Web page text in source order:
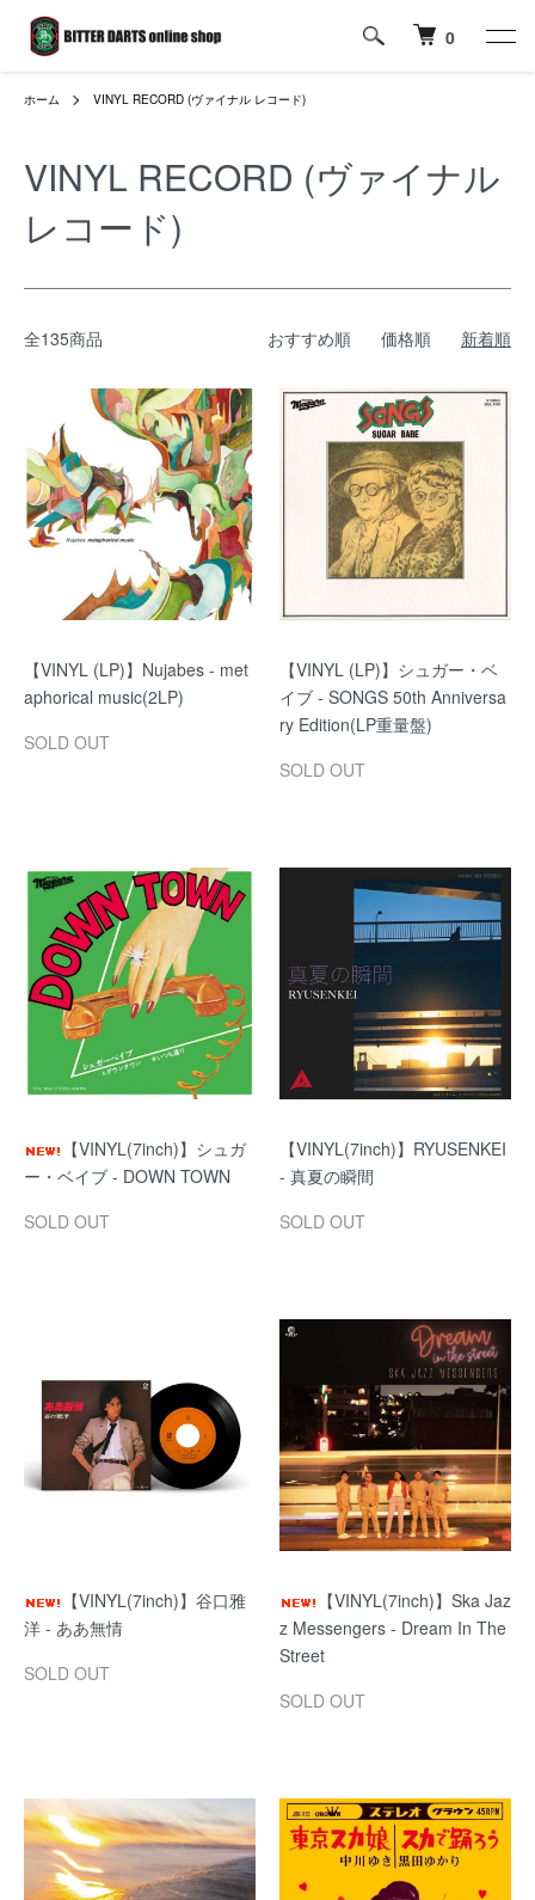
0
ホーム VINYL RECORD (ヴァイナル レコード)
VINYL RECORD (ヴァイナル
レコード)
全135商品 おすすめ順 価格順 新着順
【VINYL (LP)】Nujabes - met
aphorical music(2LP)
SOLD OUT
【VINYL (LP)】シュガー・ベ
イブ - SONGS 50th Anniversa
ry Edition(LP重量盤)
SOLD OUT
【VINYL(7inch)】シュガ
ー・ベイブ - DOWN TOWN
SOLD OUT
【VINYL(7inch)】RYUSENKEI
- 真夏の瞬間
SOLD OUT
【VINYL(7inch)】谷口雅
洋 - ああ無情
SOLD OUT
【VINYL(7inch)】Ska Jaz
z Messengers - Dream In The
Street
SOLD OUT